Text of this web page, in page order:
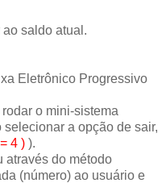
saldo atual.
Eletrônico Progressivo
o mini-sistema
a opção de sair,
4 ) ).
através do método
(número) ao usuário e